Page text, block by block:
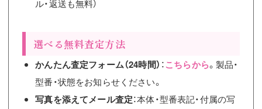
ル・返送も無料）
選べる無料査定方法
かんたん査定フォーム（24時間） ：こちらから。製品・
型番・状態をお知らせください。
写真を添えてメール査定：本体・型番表記・付属の写